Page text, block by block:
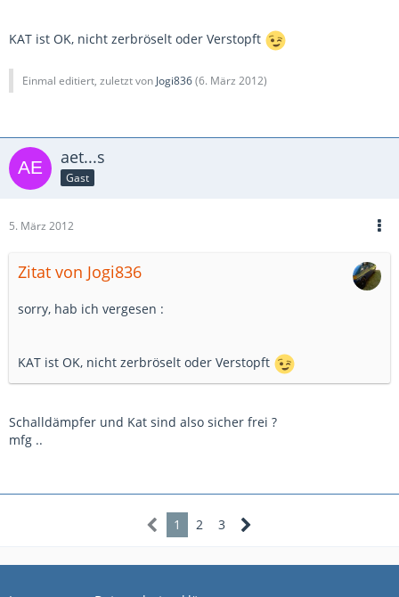
KAT ist OK, nicht zerbröselt oder Verstopft
Einmal editiert, zuletzt von Jogi836(6. März 2012)
aet...s
Gast
5. März 2012
Zitat von Jogi836
sorry, hab ich vergesen :
KAT ist OK, nicht zerbröselt oder Verstopft
Schalldämpfer und Kat sind also sicher frei ?
mfg ..
1 2 3